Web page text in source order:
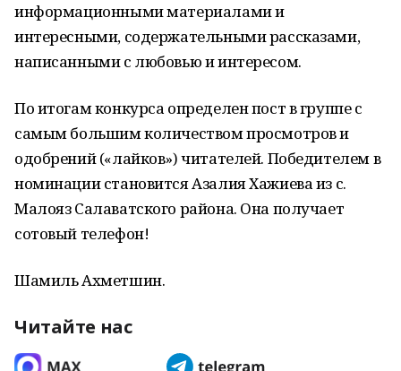
информационными материалами и
интересными, содержательными рассказами,
написанными с любовью и интересом.
По итогам конкурса определен пост в группе с
самым большим количеством просмотров и
одобрений («лайков») читателей. Победителем в
номинации становится Азалия Хажиева из с.
Малояз Салаватского района. Она получает
сотовый телефон!
Шамиль Ахметшин.
Читайте нас